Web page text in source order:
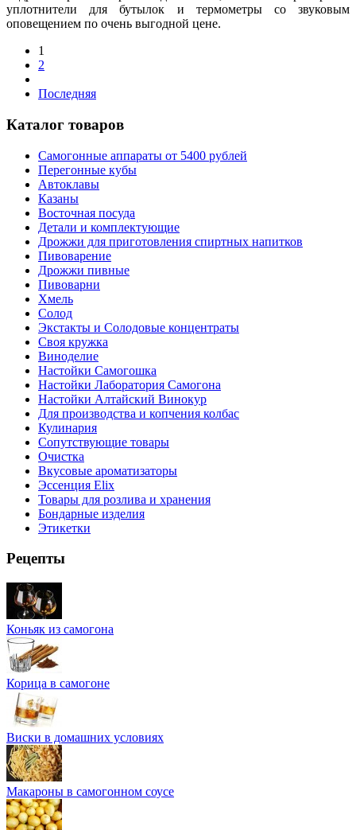
уплотнители для бутылок и термометры со звуковым
оповещением по очень выгодной цене.
1
2
Последняя
Каталог товаров
Самогонные аппараты от 5400 рублей
Перегонные кубы
Автоклавы
Казаны
Восточная посуда
Детали и комплектующие
Дрожжи для приготовления спиртных напитков
Пивоварение
Дрожжи пивные
Пивоварни
Хмель
Солод
Экстакты и Солодовые концентраты
Своя кружка
Виноделие
Настойки Самогошка
Настойки Лаборатория Самогона
Настойки Алтайский Винокур
Для производства и копчения колбас
Кулинария
Сопутствующие товары
Очистка
Вкусовые ароматизаторы
Эссенция Elix
Товары для розлива и хранения
Бондарные изделия
Этикетки
Рецепты
Коньяк из самогона
Корица в самогоне
Виски в домашних условиях
Макароны в самогонном соусе